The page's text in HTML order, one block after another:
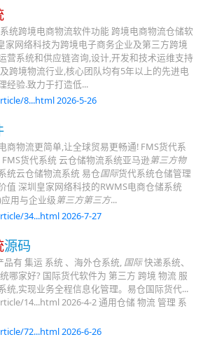
统跨境电商物流软件功能 跨境电商物流仓储软
家网络科技为跨境电子商务企业及第三方跨境
营系统和供应链咨询,设计,开发和技术运维支持
跨境物流行业,核心团队均有5年以上的先进电
经验.致力于打造低...
8...html 2026-5-26
商物流更简单,让全球贸易更畅通! FMS货代系
货代系统 云仓储物流系统亚马逊第三方物
统云仓储物流系统 易仓国际货代系统仓储管理
值 深圳皇家网络科技的RWMS电商仓储系统
用与企业级第三方第三方...
34...html 2026-7-27
源码
有 集运 系统 、海外仓系统, 国际快递系统、
哪家好? 国际货代软件为 第三方 跨境 物流 服
统,实现业务全程信息化管理。易仓国际货代...
14...html 2026-4-2 通用仓储 物流 管理 系
72...html 2026-6-26